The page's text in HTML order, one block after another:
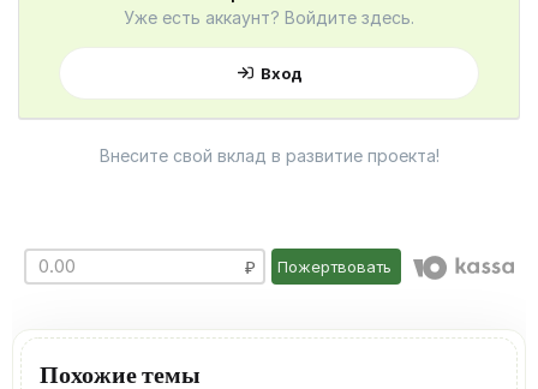
Уже есть аккаунт? Войдите здесь.
Вход
Внесите свой вклад в развитие проекта!
Пожертвовать
Похожие темы